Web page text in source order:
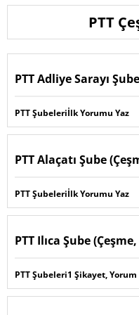
PTT
PTT Adliye Sarayı
PTT Şubeleriİlk Yorumu Yaz
PTT Alaçatı Şube
PTT Şubeleriİlk Yorumu Yaz
PTT Ilıca Şube
PTT Şubeleri1 Şikayet, Yorum